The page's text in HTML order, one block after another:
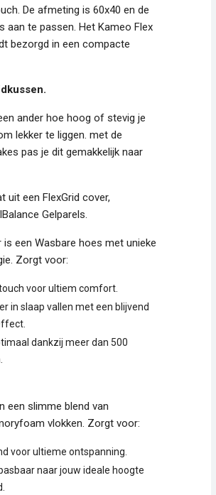
De afmeting is 60x40 en de
aan te passen. Het Kameo Flex
bezorgd in een compacte
ander hoe hoog of stevig je
lekker te liggen. met de
pas je dit gemakkelijk naar
uit een FlexGrid cover,
Gelparels.
is een Wasbare hoes met unieke
Zorgt voor:
voor ultiem comfort.
in slaap vallen met een blijvend
dankzij meer dan 500
een slimme blend van
vlokken. Zorgt voor:
voor ultieme ontspanning.
naar jouw ideale hoogte